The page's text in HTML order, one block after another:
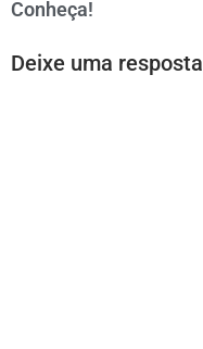
Conheça!
Deixe uma resposta